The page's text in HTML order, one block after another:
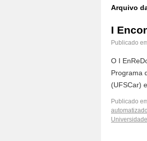
Arquivo
I
Publicado
O I
Programa
(UFSCar)
Publicado
automatizado